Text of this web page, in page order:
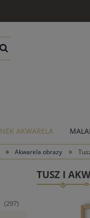
AKWARELA
» Akwarela obrazy »
(297)
TUSZ I